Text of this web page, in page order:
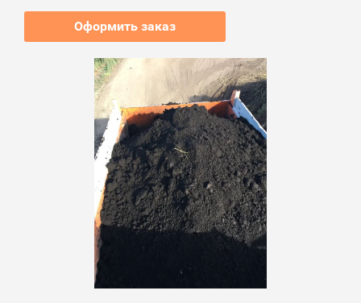
Оформить заказ